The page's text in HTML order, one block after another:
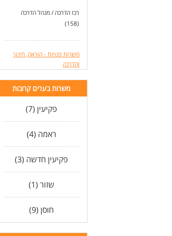
רכז הדרכה / מנהל הדרכה
(158)
משרות פנויות - הוראה, חינוך
והדרכה
משרות בערים קרובות
פקיעין (7)
ראמה (4)
פקיעין חדשה (3)
שזור (1)
חוסן (9)